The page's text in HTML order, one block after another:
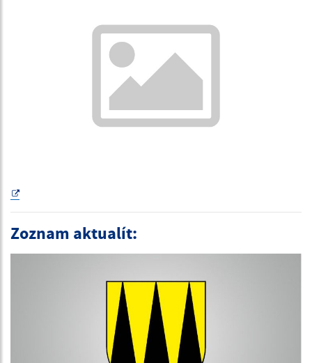
Zoznam aktualít: